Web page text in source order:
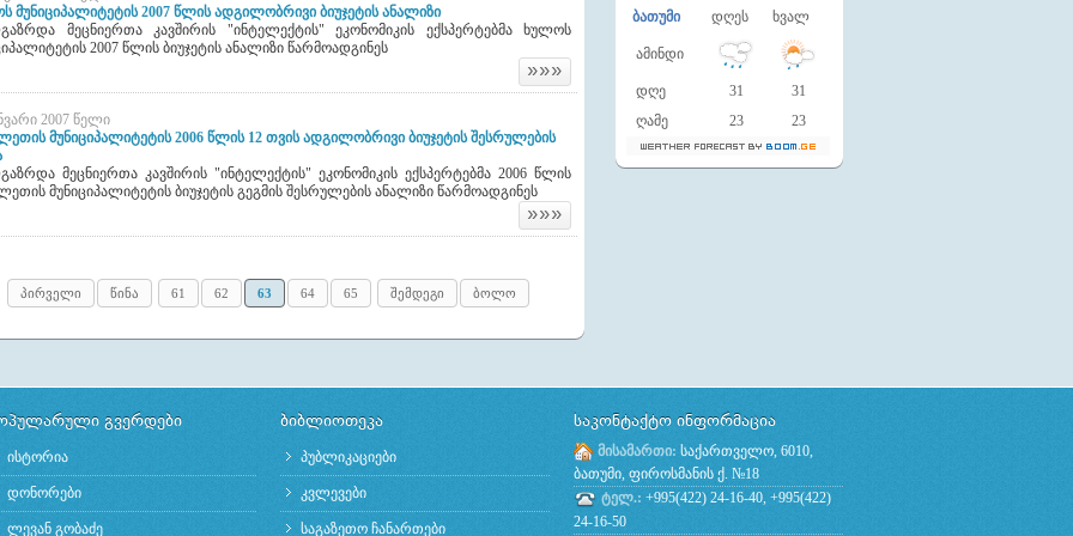
მმართველობის
დეკლარაცია“ გადაეცათ
კანდიდატებმა
მმართველობის
საჯაროდ
ხელი მოაწერეს
კონფერენცია მუნიციპალური
განვითარების შესახებ
მუნიციპალიტეტის 2007 წლის ადგილობრივი ბიუჯეტის ანალიზი
მეცნიერთა კავშირის "ინტელექტის" ეკონომიკის ექსპერტებმა ხულოს
2007 წლის ბიუჯეტის ანალიზი წარმოადგინეს
»»»
2007 წელი
მუნიციპალიტეტის 2006 წლის 12 თვის ადგილობრივი ბიუჯეტის შესრულების
მეცნიერთა კავშირის "ინტელექტის" ეკონომიკის ექსპერტებმა 2006 წლის
მუნიციპალიტეტის ბიუჯეტის გეგმის შესრულების ანალიზი წარმოადგინეს
»»»
პირველი წინა 61 62 63 64 65 შემდეგი ბოლო
ბათუმი დღეს ხვალ
ამინდი
დღე 31
31
ღამე
23 23
გვერდები
ისტორია
დონორები
ლევან გობაძე
ბიბლიოთეკა
პუბლიკაციები
კვლევები
საგაზეთო ჩანართები
საკონტაქტო ინფორმაცია
მისამართი: საქართველო, 6010,
ბათუმი, ფიროსმანის ქ. №18
ტელ.: +995(422) 24-16-40, +995(422)
24-16-50